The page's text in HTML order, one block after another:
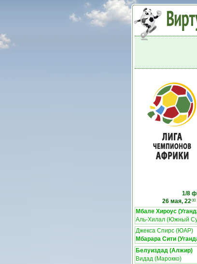
1/8
26 мая, 2200
Мбале Хироус
Аль-Хилал (Южный
Джекса Спирс (ЮАР)
Мбарара Сити
Белуиздад (Алжир)
Видад (Марокко)